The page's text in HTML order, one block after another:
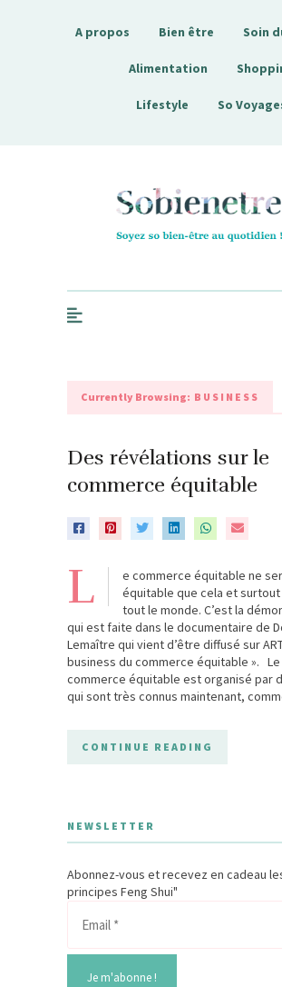
A propos Bien être Soin
Alimentation
Lifestyle So
Sobienetre
Currently Browsing: BUSINESS
Des révélations sur le
commerce équitable
L
e commerce équitable ne
équitable que cela et
tout le monde. C’est la
qui est faite dans le documentaire de
Lemaître qui vient d’être diffusé sur
business du commerce équitable ». Le
commerce équitable est organisé par
qui sont très connus maintenant,
CONTINUE READING
NEWSLETTER
Abonnez-vous et recevez en cadeau
principes Feng Shui"